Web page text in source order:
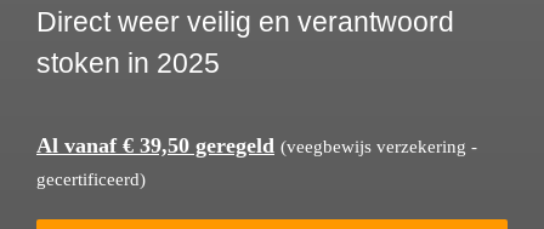
Direct weer veilig en verantwoord
stoken in 2025
Al vanaf € 39,50 geregeld (veegbewijs verzekering -
gecertificeerd)